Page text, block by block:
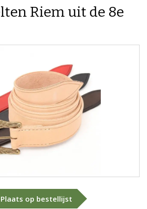
Riem uit de 8e
Plaats op bestellijst